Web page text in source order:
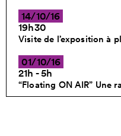
14/10/16
19h30
Visite de l’exposition à
01/10/16
21h - 5h
“Floating ON AIR” Une